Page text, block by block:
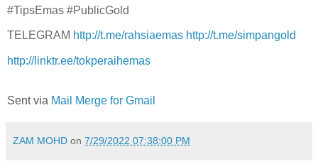
#TipsEmas #PublicGold
TELEGRAM http://t.me/rahsiaemas http://t.me/simpangold
http://linktr.ee/tokperaihemas
Sent via Mail Merge for Gmail
ZAM MOHD on 7/29/2022 07:38:00 PM